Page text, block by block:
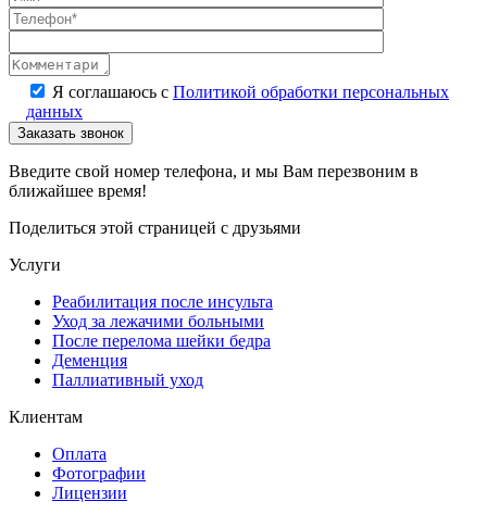
Я соглашаюсь с Политикой обработки персональных
данных
Введите свой номер телефона, и мы Вам перезвоним в
ближайшее время!
Поделиться этой страницей с друзьями
Услуги
Реабилитация после инсульта
Уход за лежачими больными
После перелома шейки бедра
Деменция
Паллиативный уход
Клиентам
Оплата
Фотографии
Лицензии